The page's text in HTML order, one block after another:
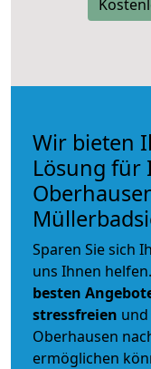
Wir bieten
Lösung für
Sparen Sie sich
uns Ihnen
besten
stressfreien und
Oberhausen
ermöglichen